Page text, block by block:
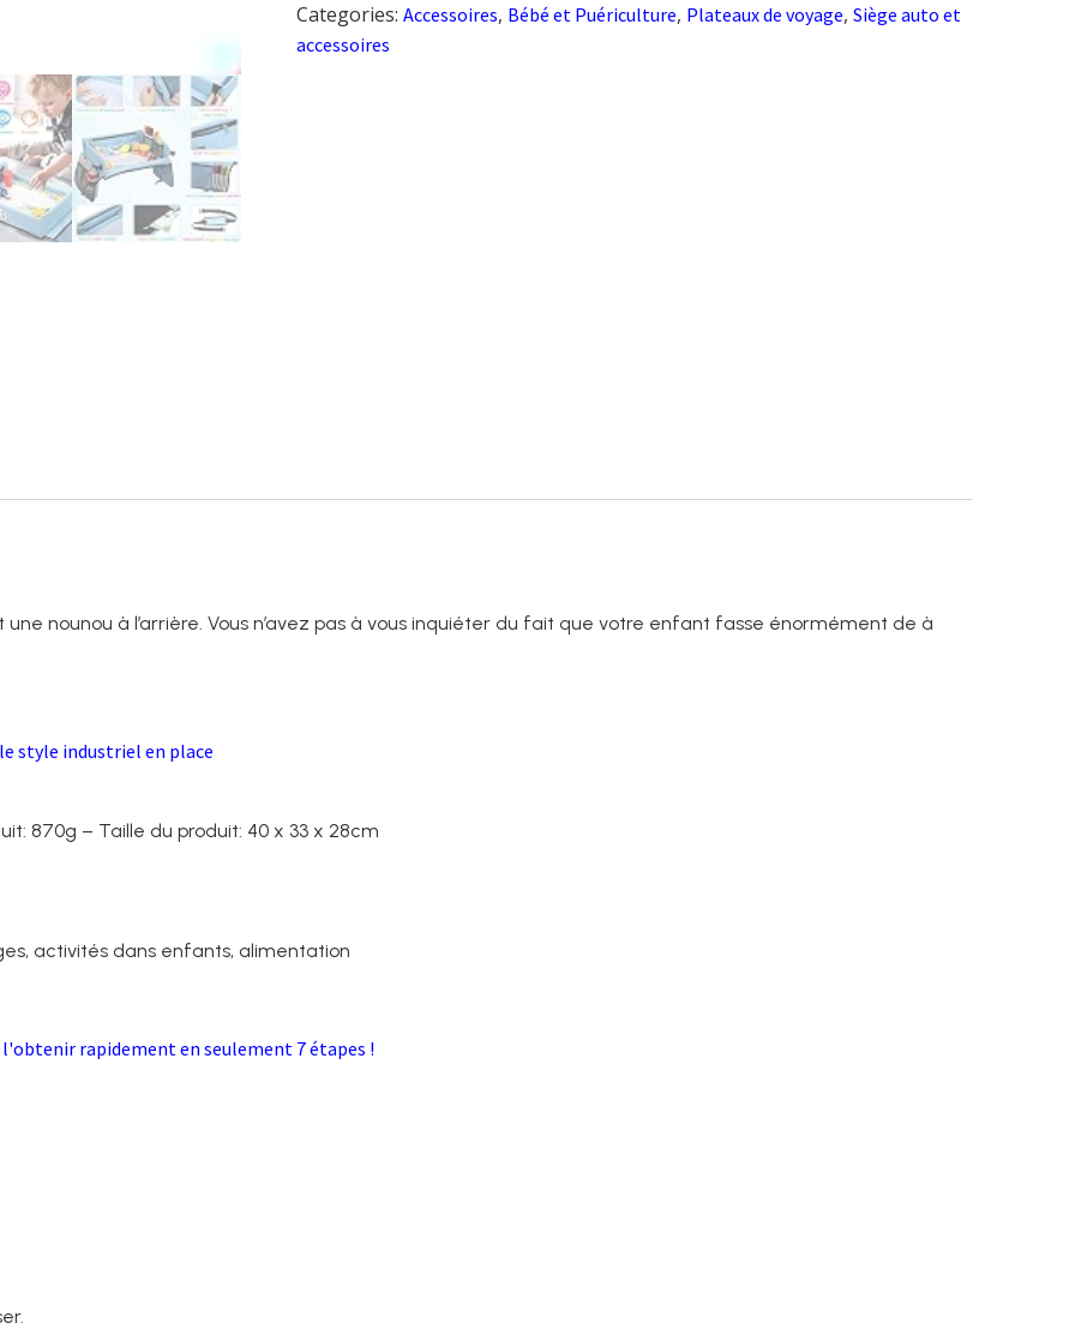
Categories:Accessoires, Bébé et Puériculture, Plateaux de voyage,Siège auto et
accessoires
nounou à l’arrière. Vous n’avez pas à vous inquiéter du fait que votre enfant fasse énormément de à
style industriel en place
870g – Taille du produit: 40 x 33 x 28cm
activités dans enfants, alimentation
rapidement en seulement 7 étapes !